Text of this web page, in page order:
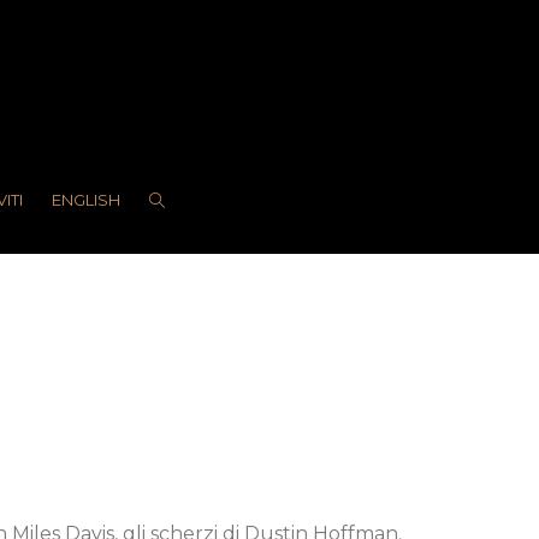
ENGLISH
Davis, gli scherzi di Dustin Hoffman.